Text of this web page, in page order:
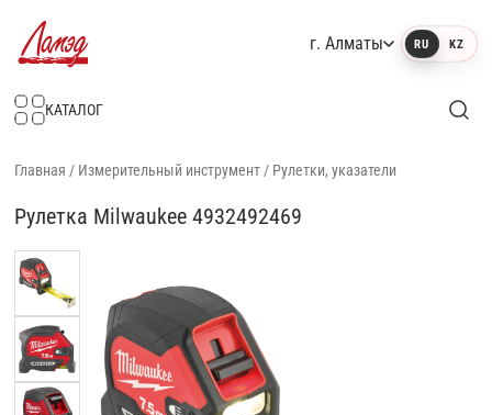
г. Алматы RU KZ
КАТАЛОГ
Главная / Измерительный инструмент / Рулетки, указатели
Рулетка Milwaukee 4932492469